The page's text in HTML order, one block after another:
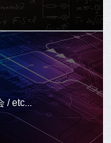
/ etc...